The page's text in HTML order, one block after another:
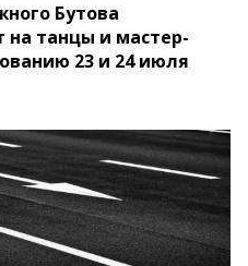
Бутова
танцы и мастер-
23 и 24 июля